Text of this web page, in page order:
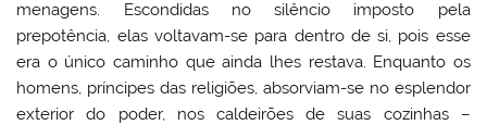
menagens. Escondidas no silêncio imposto pela
prepotência, elas voltavam-se para dentro de si, pois esse
era o único caminho que ainda lhes restava. Enquanto os
homens, príncipes das religiões, absorviam-se no esplendor
exterior do poder, nos caldeirões de suas cozinhas –